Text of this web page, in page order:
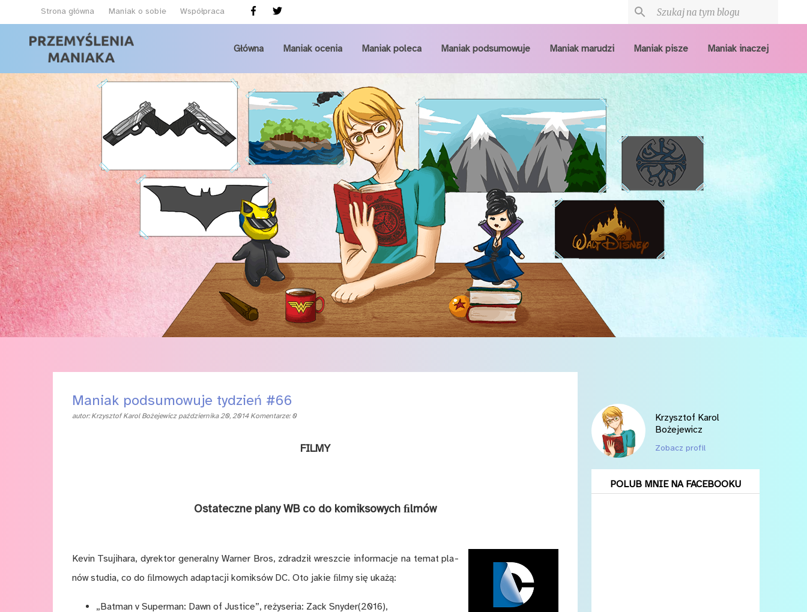
Strona główna Maniak o sobie Współpraca
Główna Maniak ocenia Maniak poleca Maniak podsumowuje Maniak marudzi Maniak pisze Maniak inaczej
Maniak podsumowuje tydzień #66
autor:Krzysztof Karol Bożejewicz października 20, 2014 Komentarze: 0
FIL­MY
Osta­tecz­ne pla­ny WB co do ko­mik­so­wych ﬁl­mów
Ke­vin Tsu­ji­ha­ra, dy­rek­tor ge­ne­ral­ny War­ner Bros, zdra­dził wresz­cie in­for­ma­cje na te­mat pla­
nów stu­dia, co do ﬁl­mo­wych ad­ap­ta­cji ko­mik­sów DC. Oto ja­kie ﬁl­my się uka­żą:
„Bat­man v Su­per­man: Dawn of Ju­stice”, re­ży­se­ria: Zack Sny­der(2016),
Krzysztof Karol
Bożejewicz
Zobacz profil
POLUB MNIE NA FACEBOOKU